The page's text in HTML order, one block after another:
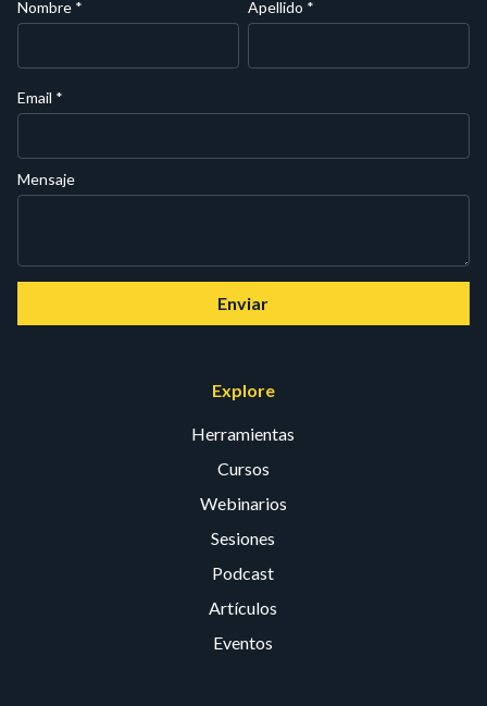
Nombre * Apellido *
Email *
Mensaje
Enviar
Explore
Herramientas
Cursos
Webinarios
Sesiones
Podcast
Artículos
Eventos